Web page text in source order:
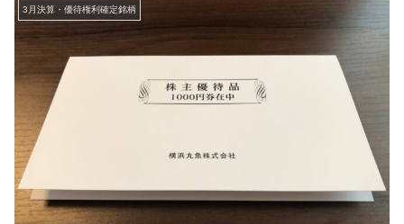
3月決算・優待権利確定銘柄